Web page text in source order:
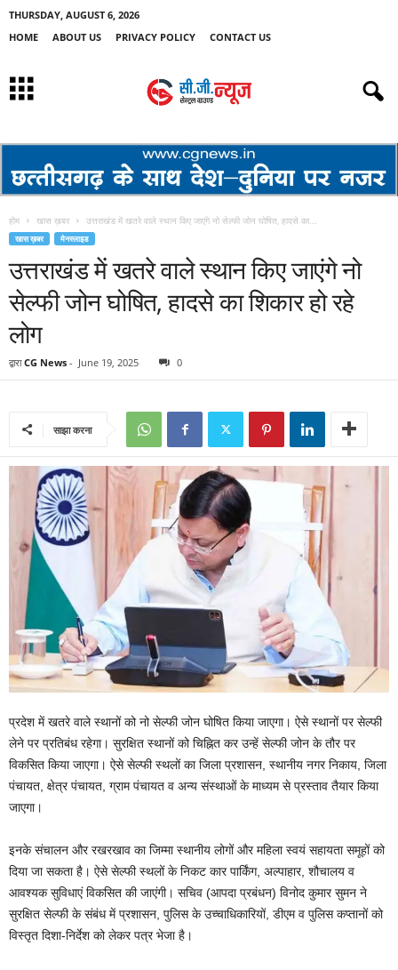
THURSDAY, AUGUST 6, 2026
HOME
ABOUT US PRIVACY POLICY CONTACT US
होम खास ख़बर उत्तराखंड में खतरे वाले स्थान किए जाएंगे नो सेल्फी जोन घोषित, हादसे का...
खास ख़बर मेनस्लाइड
उत्तराखंड में खतरे वाले स्थान किए जाएंगे नो
सेल्फी जोन घोषित, हादसे का शिकार हो रहे
लोग
द्वारा CG News - June 19, 2025 0
साझा करना
प्रदेश में खतरे वाले स्थानों को नो सेल्फी जोन घोषित किया जाएगा। ऐसे स्थानों पर सेल्फी
लेने पर प्रतिबंध रहेगा। सुरक्षित स्थानों को चिह्नित कर उन्हें सेल्फी जोन के तौर पर
विकसित किया जाएगा। ऐसे सेल्फी स्थलों का जिला प्रशासन, स्थानीय नगर निकाय, जिला
पंचायत, क्षेत्र पंचायत, ग्राम पंचायत व अन्य संस्थाओं के माध्यम से प्रस्ताव तैयार किया
जाएगा।
इनके संचालन और रखरखाव का जिम्मा स्थानीय लोगों और महिला स्वयं सहायता समूहों को
दिया जा सकता है। ऐसे सेल्फी स्थलों के निकट कार पार्किंग, अल्पाहार, शौचालय व
आवश्यक सुविधाएं विकसित की जाएंगी। सचिव (आपदा प्रबंधन) विनोद कुमार सुमन ने
सुरक्षित सेल्फी के संबंध में प्रशासन, पुलिस के उच्चाधिकारियों, डीएम व पुलिस कप्तानों को
विस्तृत दिशा-निर्देश को लेकर पत्र भेजा है।